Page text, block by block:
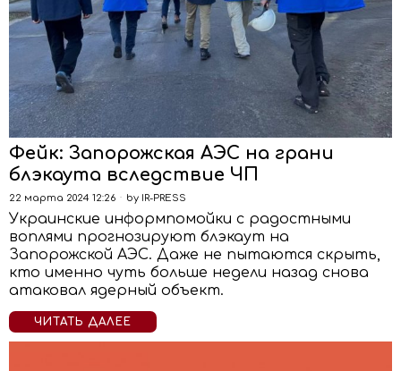
Фейк: Запорожская АЭС на грани
блэкаута вследствие ЧП
22 марта 2024 12:26 by IR-PRESS
Украинские информпомойки с радостными
воплями прогнозируют блэкаут на
Запорожской АЭС. Даже не пытаются скрыть,
кто именно чуть больше недели назад снова
атаковал ядерный объект.
ЧИТАТЬ ДАЛЕЕ